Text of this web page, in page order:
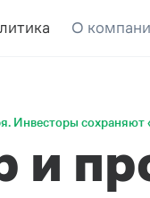
О
Инвесторы сохраняют